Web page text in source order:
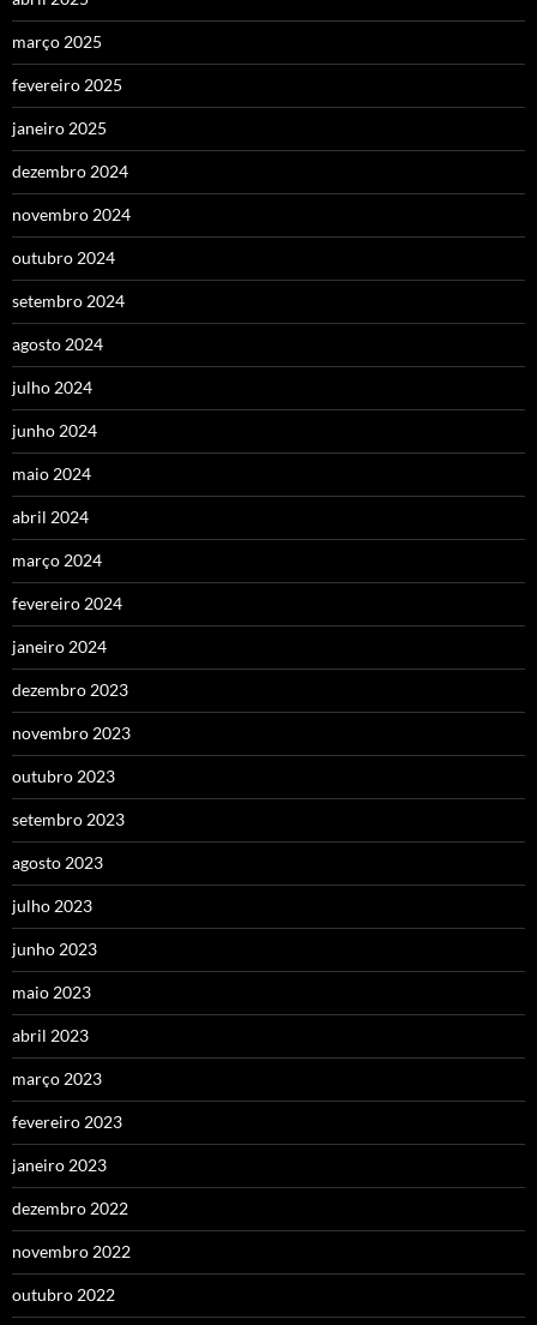
março 2025
fevereiro 2025
janeiro 2025
dezembro 2024
novembro 2024
outubro 2024
setembro 2024
agosto 2024
julho 2024
junho 2024
maio 2024
abril 2024
março 2024
fevereiro 2024
janeiro 2024
dezembro 2023
novembro 2023
outubro 2023
setembro 2023
agosto 2023
julho 2023
junho 2023
maio 2023
abril 2023
março 2023
fevereiro 2023
janeiro 2023
dezembro 2022
novembro 2022
outubro 2022